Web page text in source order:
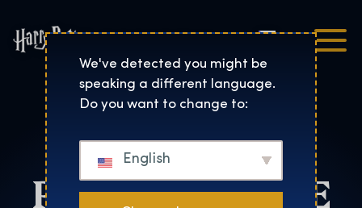
Harry Potter™: The
Čeština
Praha
HARRY
POTTER™: THE
We've detected you might be
speaking a different language.
Do you want to change to:
English